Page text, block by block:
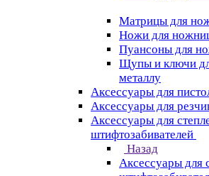
Матрицы для
Ножи для
Пуансоны для
Щупы и ключи
металлу
Аксессуары для
Аксессуары для
Аксессуары для
штифтозабивателей
Назад
Аксессуары для